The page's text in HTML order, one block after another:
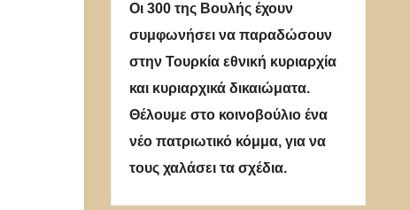
Οι 300 της Βουλής έχουν
συμφωνήσει να παραδώσουν
στην Τουρκία εθνική κυριαρχία
και κυριαρχικά δικαιώματα.
Θέλουμε στο κοινοβούλιο ένα
νέο πατριωτικό κόμμα, για να
τους χαλάσει τα σχέδια.